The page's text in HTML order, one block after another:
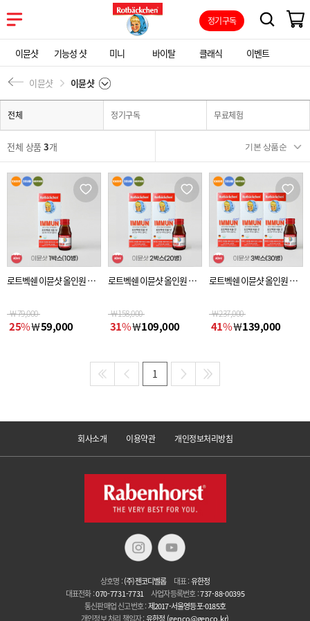
정기구독
이뮨샷 기능성 샷 미니 바이탈 클래식 이벤트
이뮨샷 이뮨샷
전체 정기구독 무료체험
전체 상품3개
로트벡쉔 이뮨샷 올인원 비
￦79,000
25%￦59,000
로트벡쉔 이뮨샷 올인원 비
￦158,000
31%￦109,000
로트벡쉔 이뮨샷 올인원 비
￦237,000
41%￦139,000
1
회사소개 이용약관 개인정보처리방침
상호명 :(주)젠코디벨롭 대표 :유한정
대표전화 :070-7731-7731 사업자등록번호 :737-88-00395
통신판매업 신고번호 :제2017-서울영등포-0185호